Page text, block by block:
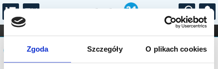
Zgoda Szczegóły O plikach cookies
...
FILHARMONIA OPERA I BALET
STAND-UP
DLA DZIECI
Komunikat